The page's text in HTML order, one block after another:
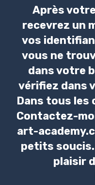
Après
recevrez un
vos
vous ne
dans votre
vérifiez dans
Dans tous les
Contactez-
art-
petits
plaisir